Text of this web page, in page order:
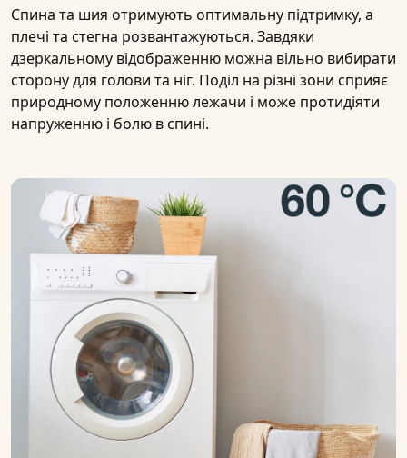
Спина та шия отримують оптимальну підтримку, а
плечі та стегна розвантажуються. Завдяки
дзеркальному відображенню можна вільно вибирати
сторону для голови та ніг. Поділ на різні зони сприяє
природному положенню лежачи і може протидіяти
напруженню і болю в спині.